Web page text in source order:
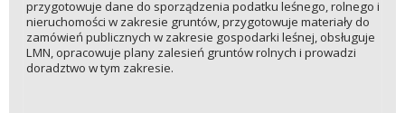
przygotowuje dane do sporządzenia podatku leśnego, rolnego i
nieruchomości w zakresie gruntów, przygotowuje materiały do
zamówień publicznych w zakresie gospodarki leśnej, obsługuje
LMN, opracowuje plany zalesień gruntów rolnych i prowadzi
doradztwo w tym zakresie.